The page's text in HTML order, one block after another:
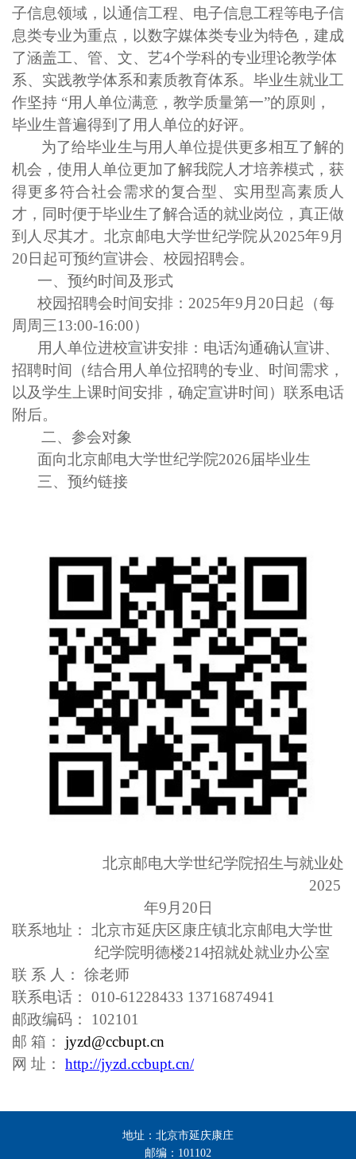
子信息领域，以通信工程、电子信息工程等电子信
息类专业为重点，以数字媒体类专业为特色，建成
了涵盖工、管、文、艺4个学科的专业理论教学体
系、实践教学体系和素质教育体系。毕业生就业工
作坚持 “用人单位满意，教学质量第一”的原则，
毕业生普遍得到了用人单位的好评。
为了给毕业生与用人单位提供更多相互了解的
机会，使用人单位更加了解我院人才培养模式，获
得更多符合社会需求的复合型、实用型高素质人
才 ，同时便于毕业生了解合适的就业岗位，真正做
到人尽其才。北京邮电大学世纪学院从2025年9月
20日起可预约宣讲会、校园招聘会。
一、预约时间及形式
校园招聘会时间安排： 2025年9月 20日起（每
周周三13:00-16:00）
用人单位进校宣讲安排： 电话沟通确认宣讲、
招聘时间（结合用人单位招聘的专业、时间需求，
以及学生上课时间安排，确定宣讲时间）联系电话
附后。
二、参会对象
面向北京邮电大学世纪学院2026届毕业生
三、预约链接
北京邮电大学世纪学院招生与就业处
2025
年9月 20日
联系地址： 北京市延庆区康庄镇北京邮电大学世
纪学院明德楼214招就处就业办公室
联 系 人： 徐老师
联系电话： 010-61228433 13716874941
邮政编码： 102101
邮 箱： jyzd@ccbupt.cn
网 址： http://jyzd.ccbupt.cn/
地址：北京市延庆康庄
邮编：101102